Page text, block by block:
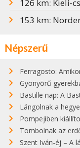
126 km: Kieli-
153 km:
Népszerű
Ferragosto:
Gyönyörű gyerekbarát
Bastille nap: A
Lángolnak a
Pompejiben kiállították
Tombolnak az
Szent Iván-éj – A